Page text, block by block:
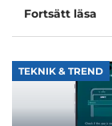
Fortsätt läsa
TEKNIK & TREND